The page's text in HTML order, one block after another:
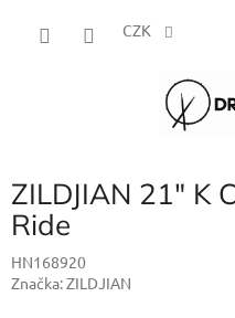
CZK
ZILDJIAN 21" K
Ride
HN168920
Značka:ZILDJIAN